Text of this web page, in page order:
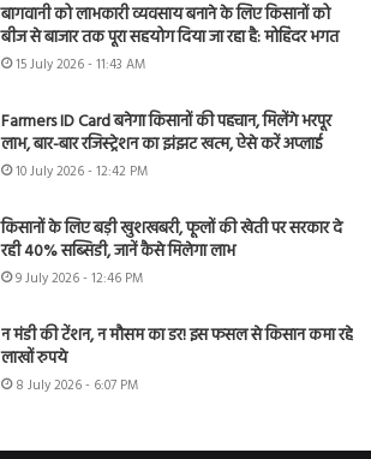
बागवानी को लाभकारी व्यवसाय बनाने के लिए किसानों को
बीज से बाजार तक पूरा सहयोग दिया जा रहा है: मोहिंदर भगत
15 July 2026 - 11:43 AM
Farmers ID Card बनेगा किसानों की पहचान, मिलेंगे भरपूर
लाभ, बार-बार रजिस्ट्रेशन का झंझट खत्म, ऐसे करें अप्लाई
10 July 2026 - 12:42 PM
किसानों के लिए बड़ी खुशखबरी, फूलों की खेती पर सरकार दे
रही 40% सब्सिडी, जानें कैसे मिलेगा लाभ
9 July 2026 - 12:46 PM
न मंडी की टेंशन, न मौसम का डर! इस फसल से किसान कमा रहे
लाखों रुपये
8 July 2026 - 6:07 PM